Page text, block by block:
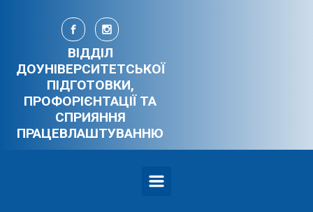
Skip to main content
ВІДДІЛ
ДОУНІВЕРСИТЕТСЬКОЇ
ПІДГОТОВКИ,
ПРОФОРІЄНТАЦІЇ ТА
СПРИЯННЯ
ПРАЦЕВЛАШТУВАННЮ